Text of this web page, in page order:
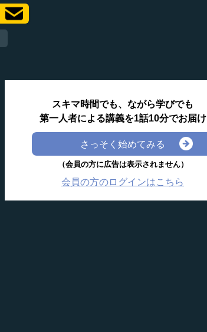
スキマ時間でも、ながら学びでも
第一人者による講義を1話10分でお届け
さっそく始めてみる
（会員の方に広告は表示されません）
会員の方のログインはこちら